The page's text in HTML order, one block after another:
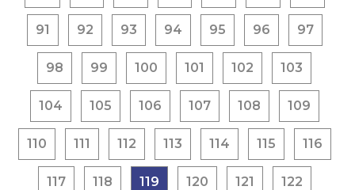
91 92 93 94 95 96 97
98 99 100 101 102 103
104 105 106 107 108 109
110 111 112 113 114 115 116
117 118 119 120 121 122